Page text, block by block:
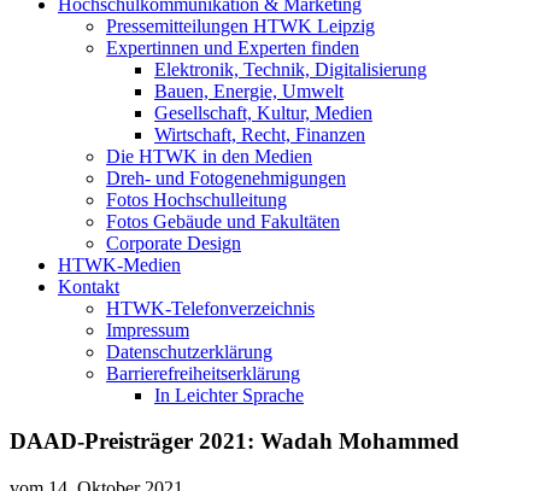
Pressemitteilungen HTWK Leipzig
Expertinnen und Experten finden
Elektronik, Technik, Digitalisierung
Bauen, Energie, Umwelt
Gesellschaft, Kultur, Medien
Wirtschaft, Recht, Finanzen
Die HTWK in den Medien
Dreh- und Fotogenehmigungen
Fotos Hochschulleitung
Fotos Gebäude und Fakultäten
Corporate Design
HTWK-Medien
Kontakt
HTWK-Telefonverzeichnis
Impressum
Datenschutzerklärung
Barrierefreiheitserklärung
In Leichter Sprache
DAAD-Preisträger 2021: Wadah Mohammed